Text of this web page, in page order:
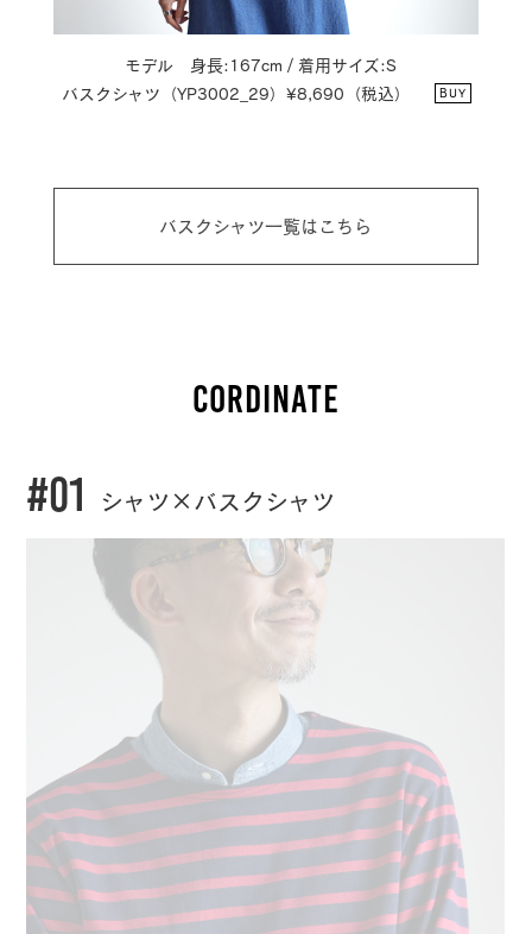
モデル 身長:167cm / 着用サイズ:S
バスクシャツ（YP3002_29）¥8,690（税込）
BUY
バスクシャツ一覧はこちら
CORDINATE
#01 シャツ×バスクシャツ